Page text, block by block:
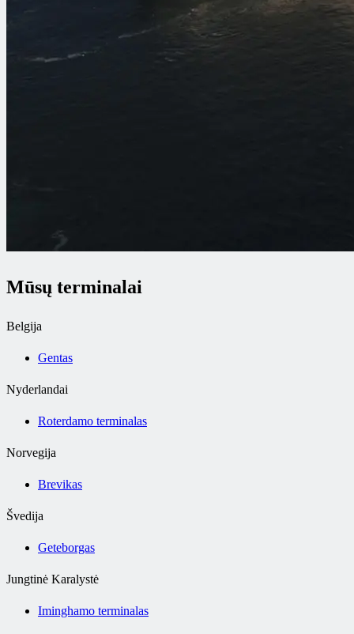
Mūsų terminalai
Belgija
Gentas
Nyderlandai
Roterdamo terminalas
Norvegija
Brevikas
Švedija
Geteborgas
Jungtinė Karalystė
Iminghamo terminalas